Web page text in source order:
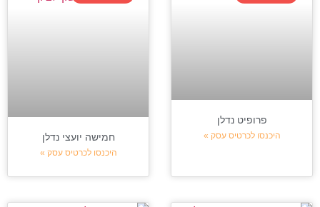
פרופיט נדלן
היכנסו לכרטיס עסק » חמישה יועצי נדלן
היכנסו לכרטיס עסק »